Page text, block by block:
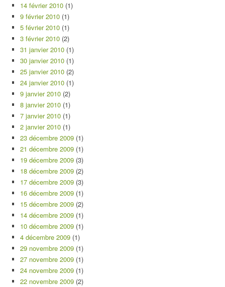
14 février 2010 (1)
9 février 2010 (1)
5 février 2010 (1)
3 février 2010 (2)
31 janvier 2010 (1)
30 janvier 2010 (1)
25 janvier 2010 (2)
24 janvier 2010 (1)
9 janvier 2010 (2)
8 janvier 2010 (1)
7 janvier 2010 (1)
2 janvier 2010 (1)
23 décembre 2009 (1)
21 décembre 2009 (1)
19 décembre 2009 (3)
18 décembre 2009 (2)
17 décembre 2009 (3)
16 décembre 2009 (1)
15 décembre 2009 (2)
14 décembre 2009 (1)
10 décembre 2009 (1)
4 décembre 2009 (1)
29 novembre 2009 (1)
27 novembre 2009 (1)
24 novembre 2009 (1)
22 novembre 2009 (2)